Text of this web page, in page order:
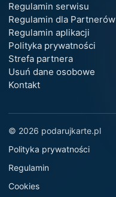
Regulamin serwisu
Regulamin dla Partnerów
Regulamin aplikacji
Polityka prywatności
Strefa partnera
Usuń dane osobowe
Kontakt
© 2026 podarujkarte.pl
Polityka prywatności
Regulamin
Cookies